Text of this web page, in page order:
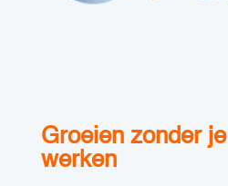
Groeien zonder
werken